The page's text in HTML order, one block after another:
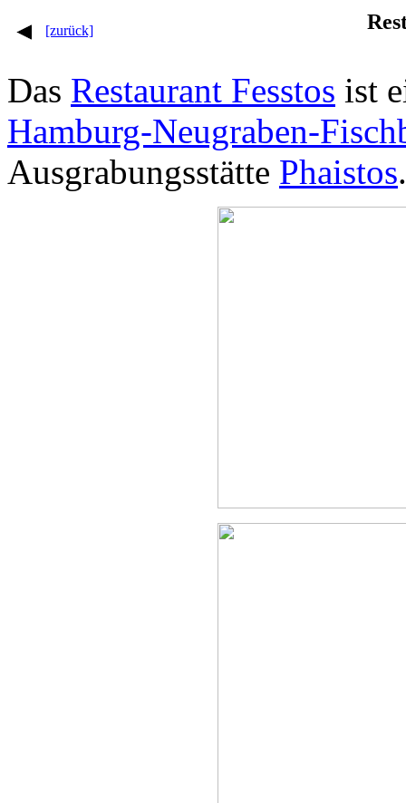
[zurück]
Das Restaurant Fesstos ist
Hamburg-Neugraben-
Ausgrabungsstätte Phaistos.